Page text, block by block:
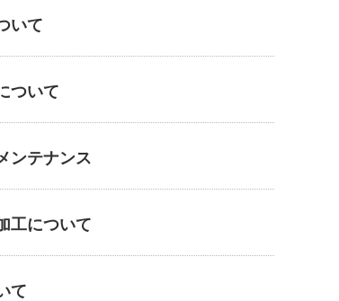
いて
ついて
ンテナンス
工について
て